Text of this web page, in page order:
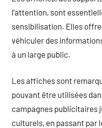
l’attention, sont
sensibilisation. Elles
véhiculer des
à un large public.
Les affiches sont
pouvant être utilisées
campagnes publicitaires
culturels, en passant par